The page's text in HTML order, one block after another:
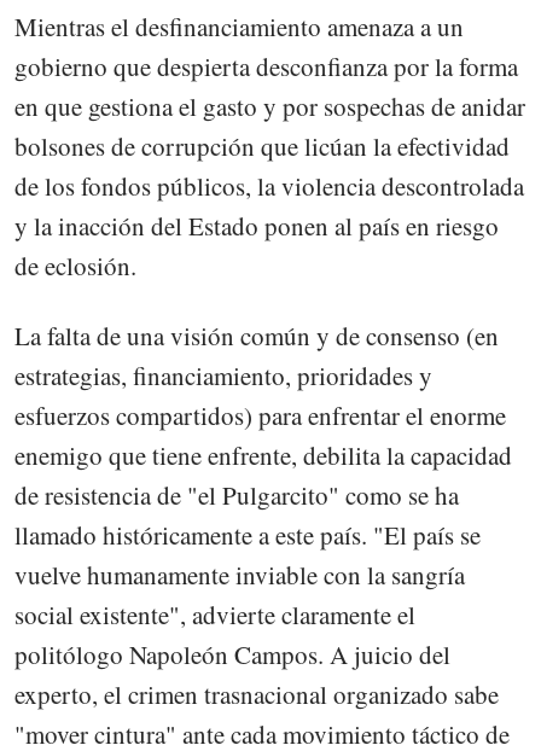
Mientras el desfinanciamiento amenaza a un
gobierno que despierta desconfianza por la forma
en que gestiona el gasto y por sospechas de anidar
bolsones de corrupción que licúan la efectividad
de los fondos públicos, la violencia descontrolada
y la inacción del Estado ponen al país en riesgo
de eclosión.
La falta de una visión común y de consenso (en
estrategias, financiamiento, prioridades y
esfuerzos compartidos) para enfrentar el enorme
enemigo que tiene enfrente, debilita la capacidad
de resistencia de "el Pulgarcito" como se ha
llamado históricamente a este país. "El país se
vuelve humanamente inviable con la sangría
social existente", advierte claramente el
politólogo Napoleón Campos. A juicio del
experto, el crimen trasnacional organizado sabe
"mover cintura" ante cada movimiento táctico de